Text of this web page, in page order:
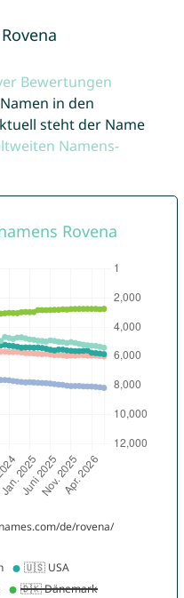
Bewertungen
in den
steht der Name
Namens-